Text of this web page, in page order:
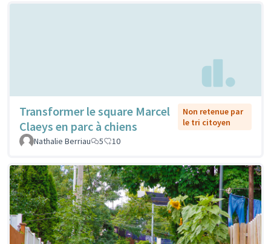
Transformer le square Marcel
Claeys en parc à chiens
Non retenue par
le tri citoyen
Nathalie Berriau
5 10